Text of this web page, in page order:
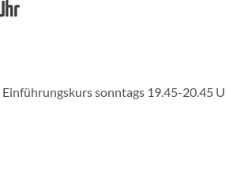
sonntags 19.45-20.45